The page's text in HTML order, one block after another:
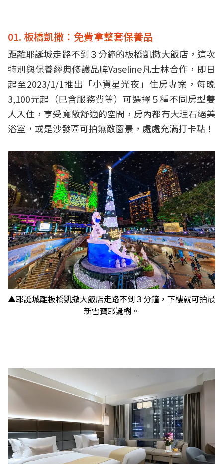
01. 板橋凱撒：免費拿整套保養品
距離耶誕城走路不到３分鐘的板橋凱撒大飯店，這次
特別與保養經典修護品牌Vaseline凡士林合作，即日
起至2023/1/1推出「小資星光夜」住房專案，每晚
3,100元起（已含服務費等）可選擇５種不同房型雙
人入住，享受寬敞舒適的空間，房內都有大理石絕美
浴室，或是沙發區可拍無敵窗景，處處充滿打卡點！
▲耶誕城離板橋凱撒大飯店走路不到３分鐘，下樓就可拍最
新雪寶耶誕樹。